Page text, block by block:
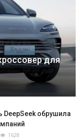
для
DeepSeek обрушила
1628